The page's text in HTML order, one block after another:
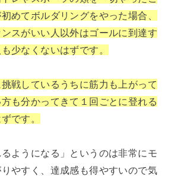
めてボルダリングをやった場合、
スがいい人以外はゴールに到達す
少なくないはずです。
戦しているうちに筋力も上がって
も分かってきて１回ごとに登れる
です。
るようになる」というのは非常にモ
やすく、達成感も得やすいので気